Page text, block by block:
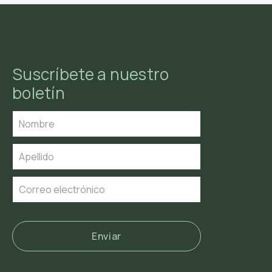
Suscríbete a nuestro
boletín
Enviar